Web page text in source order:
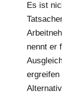
Es ist
nennt er
ergreifen